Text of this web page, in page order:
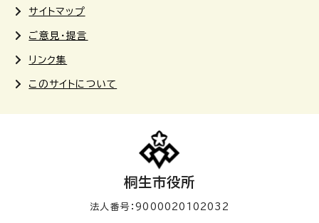
サイトマップ
ご意見・提言
リンク集
このサイトについて
桐生市役所
法人番号：9000020102032